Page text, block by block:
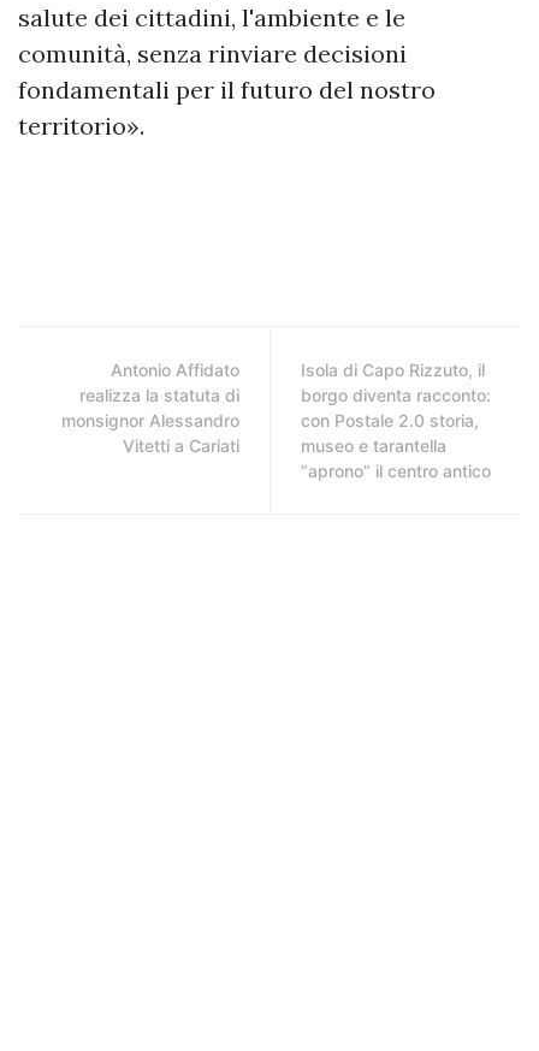
salute dei cittadini, l'ambiente e le
comunità, senza rinviare decisioni
fondamentali per il futuro del nostro
territorio».
Antonio Affidato
realizza la statuta di
monsignor Alessandro
Vitetti a Cariati
Isola di Capo Rizzuto, il
borgo diventa racconto:
con Postale 2.0 storia,
museo e tarantella
“aprono” il centro antico